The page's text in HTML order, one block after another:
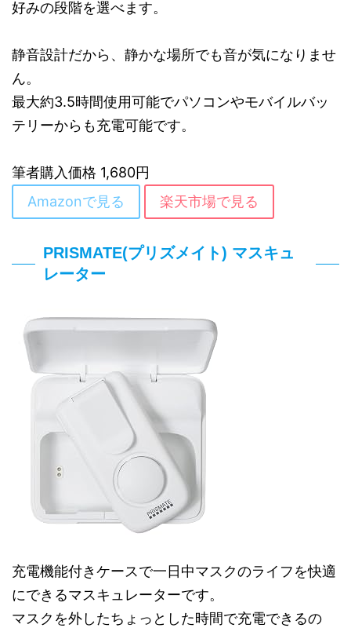
好みの段階を選べます。
静音設計だから、静かな場所でも音が気になりませ
ん。
最大約3.5時間使用可能でパソコンやモバイルバッ
テリーからも充電可能です。
筆者購入価格 1,680円
Amazonで見る
楽天市場で見る
PRISMATE(プリズメイト) マスキュ
レーター
充電機能付きケースで一日中マスクのライフを快適
にできるマスキュレーターです。
マスクを外したちょっとした時間で充電できるの